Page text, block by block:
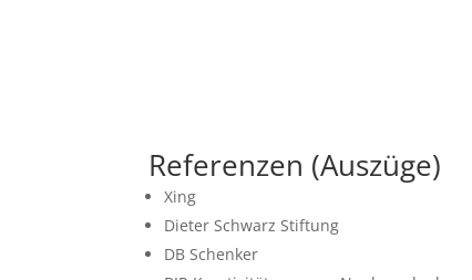
Referenzen (Auszüge)
Xing
Dieter Schwarz Stiftung
DB Schenker